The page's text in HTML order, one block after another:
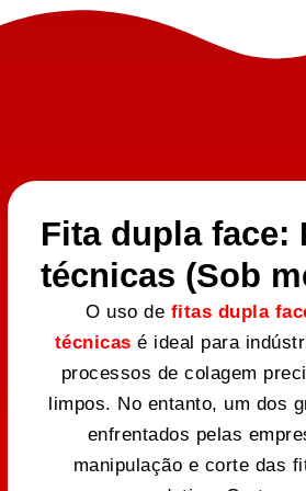
Fita dupla face:
técnicas (Sob
O uso de fitas dupla
técnicas é ideal para
processos de colagem
limpos. No entanto, um dos
enfrentados pelas
manipulação e corte das